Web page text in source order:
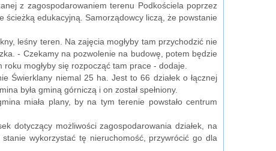
z zagospodarowaniem terenu Podkościela poprzez
ścieżką edukacyjną. Samorządowcy liczą, że powstanie
leśny teren. Na zajęcia mogłyby tam przychodzić nie
- Czekamy na pozwolenie na budowę, potem będzie
mogłyby się rozpocząć tam prace - dodaje.
Świerklany niemal 25 ha. Jest to 66 działek o łącznej
była gminą górniczą i on został spełniony.
miała plany, by na tym terenie powstało centrum
dotyczący możliwości zagospodarowania działek, na
wykorzystać tę nieruchomość, przywrócić go dla